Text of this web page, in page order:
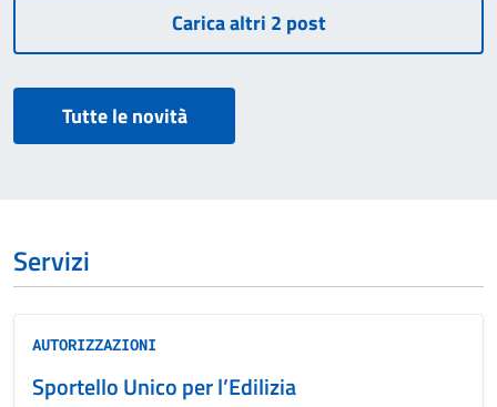
Tutte le novità
Servizi
AUTORIZZAZIONI
Sportello Unico per l’Edilizia